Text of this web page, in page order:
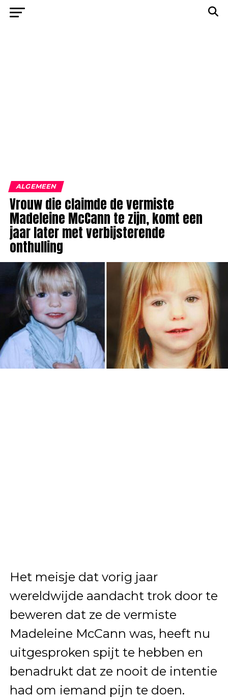
ALGEMEEN
Vrouw die claimde de vermiste
Madeleine McCann te zijn, komt een
jaar later met verbijsterende
onthulling
Het meisje dat vorig jaar
wereldwijde aandacht trok door te
beweren dat ze de vermiste
Madeleine McCann was, heeft nu
uitgesproken spijt te hebben en
benadrukt dat ze nooit de intentie
had om iemand pijn te doen.